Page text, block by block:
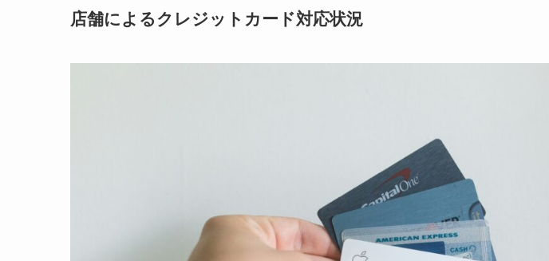
店舗によるクレジットカード対応状況